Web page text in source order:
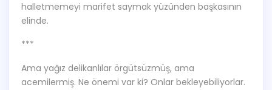
halletmemeyi marifet saymak yüzünden başkasının
elinde.
***
Ama yağız delikanlılar örgütsüzmüş, ama
acemilermiş. Ne önemi var ki? Onlar bekleyebiliyorlar.